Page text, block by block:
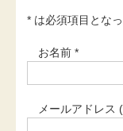
* は必須項目となっ
お名前 *
メールアドレス